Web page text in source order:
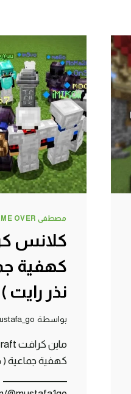
مصطفى GAME OVER
كهفية
نذر رايت
بواسطة
كهفية جماعية (